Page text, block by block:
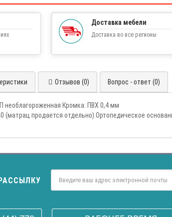
Доставка мебели
Доставка во все регионы
Отзывов (0) Вопрос - ответ (0)
необлагороженная Кромка: ПВХ 0,4 мм
(матрац продается отдельно).Ортопедическое